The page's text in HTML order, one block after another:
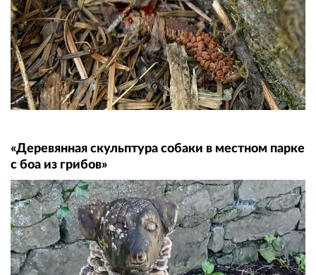
«Деревянная скульптура собаки в местном парке
с боа из грибов»